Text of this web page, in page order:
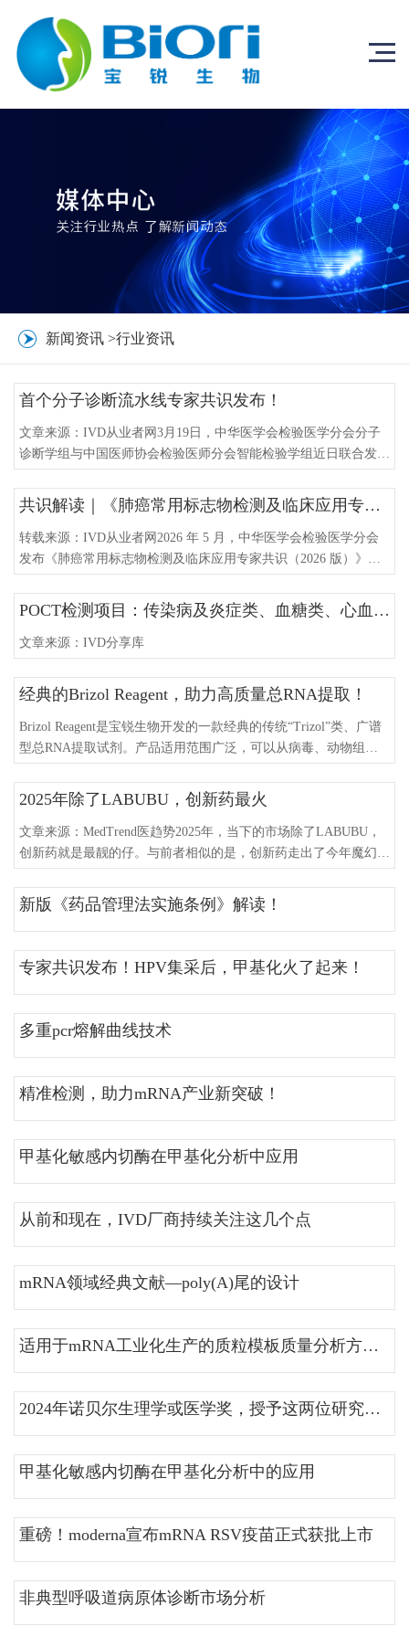
新闻资讯 >行业资讯
首个分子诊断流水线专家共识发布！
文章来源：IVD从业者网3月19日，中华医学会检验医学分会分子
诊断学组与中国医师协会检验医师分会智能检验学组近日联合发布
称《共识》）。该共识由全国25个省区市62家医疗机构的75位临床
检验诊断学、临床病理学及医院感染控制领域专家共同制定，旨在
为国内尚处起步阶段的全自动核酸检测流水线应用提供规范化指
导。《共识》基于系统的文献检索和临床实践
共识解读｜《肺癌常用标志物检测及临床应用专家共识（2026 版）》
转载来源：IVD从业者网2026 年 5 月，中华医学会检验医学分会
发布《肺癌常用标志物检测及临床应用专家共识（2026 版）》，
体活检全维度的肺癌标志物规范化文件。共识面向 18 岁以上肺癌
高危及确诊人群，围绕 16 个临床关键问题，形成16 条强推荐 / 推
荐意见，统一检测路径、技术选型、样本规范与结果解读，彻底解
POCT检测项目：传染病及炎症类、血糖类、心血管类、血气及凝血类、妊娠类、毒品类
文章来源：IVD分享库
经典的Brizol Reagent，助力高质量总RNA提取！
Brizol Reagent是宝锐生物开发的一款经典的传统“Trizol”类、广谱
型总RNA提取试剂。产品适用范围广泛，可以从病毒、动物组
RNA。本品能够有效抑制RNase活力，有效提取样本中的总RNA，
最大限度的消除了DNA和蛋白质等杂质的污染，RNA样本的完整
性高，可用于各种分子生物学常规实验，如RT-PCR、Real-time
RT-PC
2025年除了LABUBU，创新药最火
文章来源：MedTrend医趋势2025年，当下的市场除了LABUBU，
创新药就是最靓的仔。与前者相似的是，创新药走出了今年魔幻的
场，二级市场的资金从炒BD，到炒BD预告。作为一个重要的风向
指标，港股创新药走出了过去四年的股价“洼地”，终于迎来一路大
中科伦博泰股价上涨10
新版《药品管理法实施条例》解读！
专家共识发布！HPV集采后，甲基化火了起来！
多重pcr熔解曲线技术
精准检测，助力mRNA产业新突破！
甲基化敏感内切酶在甲基化分析中应用
从前和现在，IVD厂商持续关注这几个点
mRNA领域经典文献—poly(A)尾的设计
适用于mRNA工业化生产的质粒模板质量分析方案的建立与实施
2024年诺贝尔生理学或医学奖，授予这两位研究microRNA的科学家
甲基化敏感内切酶在甲基化分析中的应用
重磅！moderna宣布mRNA RSV疫苗正式获批上市
非典型呼吸道病原体诊断市场分析